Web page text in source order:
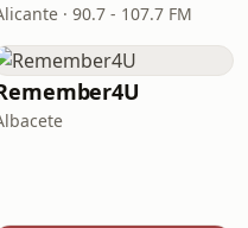
· 90.7 - 107.7 FM